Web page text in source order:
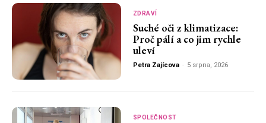
ZDRAVÍ
Suché oči z klimatizace:
Proč pálí a co jim rychle
uleví
Petra Zajícova - 5 srpna, 2026
SPOLEČNOST